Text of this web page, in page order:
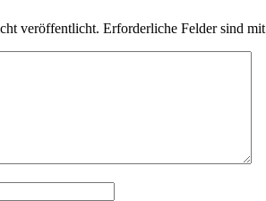
veröffentlicht. Erforderliche Felder sind mit